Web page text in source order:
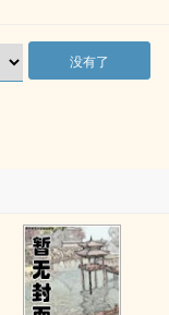
没有了